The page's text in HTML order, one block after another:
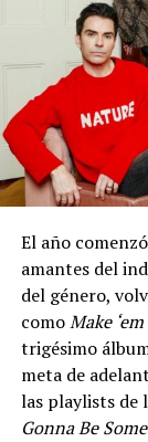
El año
amantes del
del género,
comoMake
trigésimo
meta de
las playlists de
Gonna Be